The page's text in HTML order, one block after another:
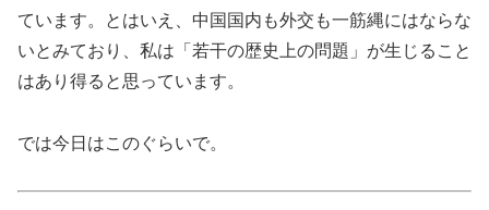
ています。とはいえ、中国国内も外交も一筋縄にはならな
いとみており、私は「若干の歴史上の問題」が生じること
はあり得ると思っています。
では今日はこのぐらいで。